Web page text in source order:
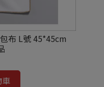
布 L號 45*45cm